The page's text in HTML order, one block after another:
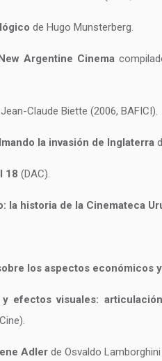
de Hugo Munsterberg.
Argentine Cinema
Claude Biette (2006, BAFICI).
la invasión de Inglaterra
18 (DAC).
la historia de la Cinemateca
los aspectos
efectos visuales:
Adler de Osvaldo